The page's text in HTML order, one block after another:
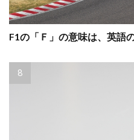
F1の「Ｆ」の意味は、英語